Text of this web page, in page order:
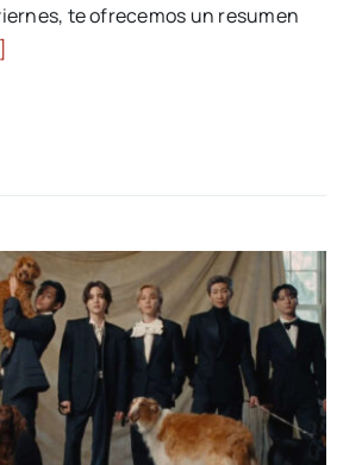
te ofrecemos un resumen